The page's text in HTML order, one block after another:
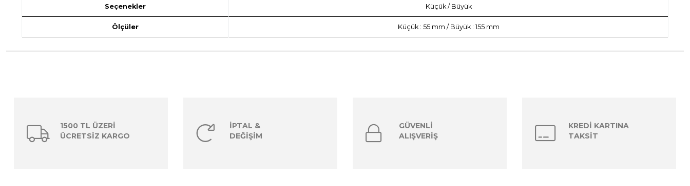
Seçenekler Küçük / Büyük
Ölçüler Küçük : 55 mm / Büyük : 155 mm
1500 TL ÜZERİ
ÜCRETSİZ KARGO
İPTAL &
DEĞİŞİM
GÜVENLİ
ALIŞVERİŞ
KREDİ KARTINA
TAKSİT